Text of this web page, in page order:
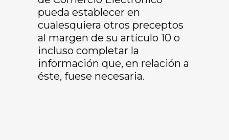
pueda establecer en
cualesquiera otros preceptos
al margen de su artículo 10 o
incluso completar la
información que, en relación a
éste, fuese necesaria.